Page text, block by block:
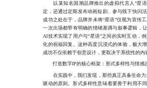
以某知名国潮品牌推出的虚拟代言人“星语
定，还通过定期发布动画短剧、参与线下快闪
成功之处在于，品牌并未将“星语”仅视为宣传
一次出场都带有明确的情绪基调与叙事逻辑，
AI技术实现了用户与“星语”之间的实时互动，
化的祝福回复。这种高度沉浸式的体验，极大
成功不仅依赖于创意设计，更取决于系统性的
打造数字IP的核心框架：形式多样性与情感
在实践中，我们发现，那些真正具备生命力
驱动的原则。形式多样性意味着要善于利用不